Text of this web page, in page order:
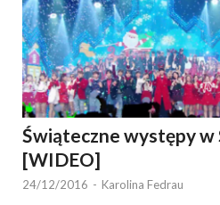
Świąteczne występy w
[WIDEO]
24/12/2016 - Karolina Fedrau